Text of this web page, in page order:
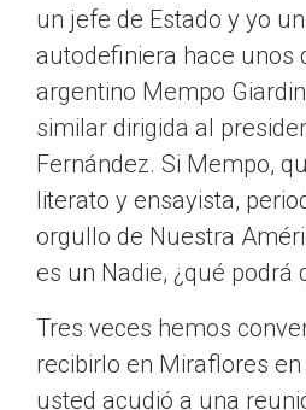
un jefe de Estado y yo un
autodefiniera hace unos
argentino Mempo
similar dirigida al
Fernández. Si Mempo,
literato y ensayista,
orgullo de Nuestra
es un Nadie, ¿qué podrá
Tres veces hemos
recibirlo en Miraflores
usted acudió a una